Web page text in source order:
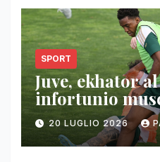
SPORT
Juve, ekhator
infortunio
20 LUGLIO 2026